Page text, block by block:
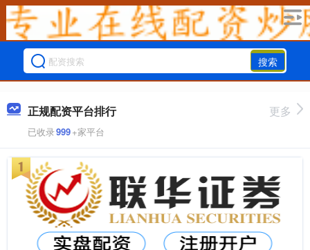
搜索
正规配资平台排行
已收录999+家平台
更多